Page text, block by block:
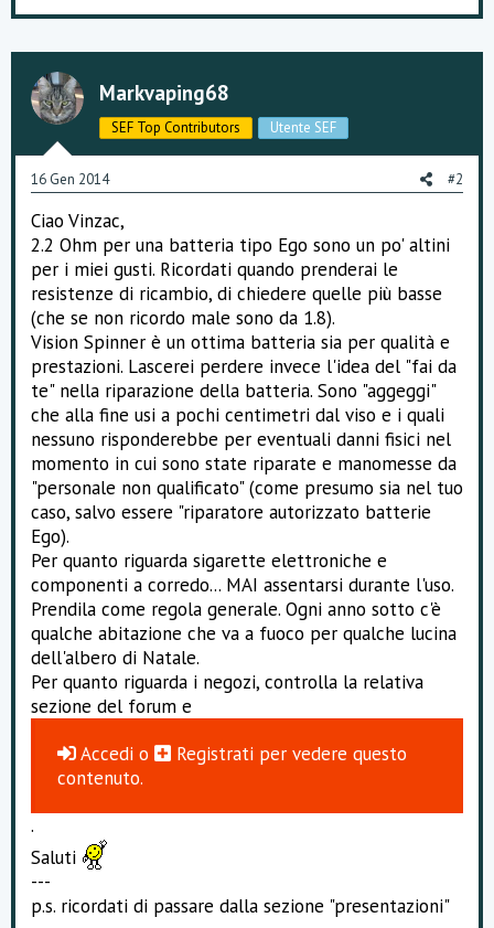
Markvaping68
SEF Top Contributors Utente SEF
16 Gen 2014 #2
Ciao Vinzac,
2.2 Ohm per una batteria tipo Ego sono un po' altini
per i miei gusti. Ricordati quando prenderai le
resistenze di ricambio, di chiedere quelle più basse
(che se non ricordo male sono da 1.8).
Vision Spinner è un ottima batteria sia per qualità e
prestazioni. Lascerei perdere invece l'idea del "fai da
te" nella riparazione della batteria. Sono "aggeggi"
che alla fine usi a pochi centimetri dal viso e i quali
nessuno risponderebbe per eventuali danni fisici nel
momento in cui sono state riparate e manomesse da
"personale non qualificato" (come presumo sia nel tuo
caso, salvo essere "riparatore autorizzato batterie
Ego).
Per quanto riguarda sigarette elettroniche e
componenti a corredo... MAI assentarsi durante l'uso.
Prendila come regola generale. Ogni anno sotto c'è
qualche abitazione che va a fuoco per qualche lucina
dell'albero di Natale.
Per quanto riguarda i negozi, controlla la relativa
sezione del forum e
Accedi o Registrati per vedere questo
contenuto.
.
Saluti
---
p.s. ricordati di passare dalla sezione "presentazioni"